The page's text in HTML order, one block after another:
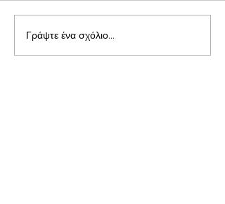
Γράψτε ένα σχόλιο...